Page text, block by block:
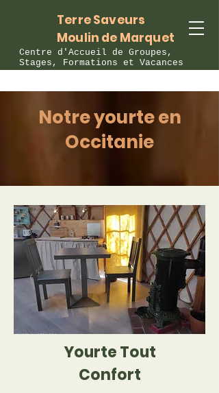
Terre Saveurs
Moulin de Marquet
Centre d'Accueil de Groupes,
Stages, Formations et Vacances
Notre yourte en
Occitanie
Yourte Tout
Confort